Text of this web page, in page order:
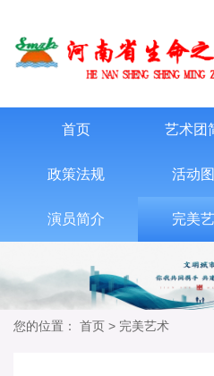
首页 艺术团
政策法规 活动
演员简介 完美
您的位置： 首页 > 完美艺术